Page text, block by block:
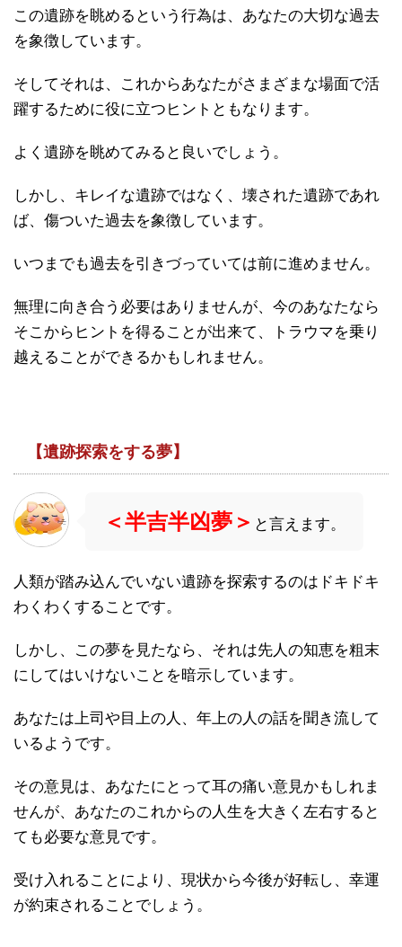
この遺跡を眺めるという行為は、あなたの大切な過去
を象徴しています。
そしてそれは、これからあなたがさまざまな場面で活
躍するために役に立つヒントともなります。
よく遺跡を眺めてみると良いでしょう。
しかし、キレイな遺跡ではなく、壊された遺跡であれ
ば、傷ついた過去を象徴しています。
いつまでも過去を引きづっていては前に進めません。
無理に向き合う必要はありませんが、今のあなたなら
そこからヒントを得ることが出来て、トラウマを乗り
越えることができるかもしれません。
【遺跡探索をする夢】
＜半吉半凶夢＞ と言えます。
人類が踏み込んでいない遺跡を探索するのはドキドキ
わくわくすることです。
しかし、この夢を見たなら、それは先人の知恵を粗末
にしてはいけないことを暗示しています。
あなたは上司や目上の人、年上の人の話を聞き流して
いるようです。
その意見は、あなたにとって耳の痛い意見かもしれま
せんが、あなたのこれからの人生を大きく左右すると
ても必要な意見です。
受け入れることにより、現状から今後が好転し、幸運
が約束されることでしょう。